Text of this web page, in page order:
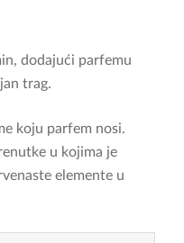
dodajući parfemu
trag.
koju parfem nosi.
u kojima je
elemente u